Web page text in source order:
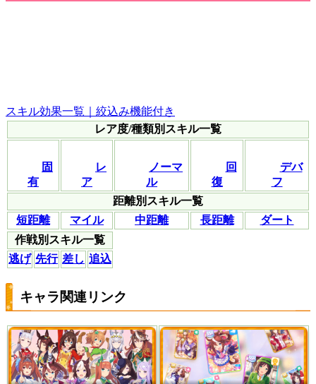
スキル効果一覧｜絞込み機能付き
レア度/種類別スキル一覧
固
有
レ
ア
ノーマ
ル
回
復
デバ
フ
距離別スキル一覧
短距離
マイル 中距離 長距離
ダート
作戦別スキル一覧
逃げ 先行 差し 追込
キャラ関連リンク